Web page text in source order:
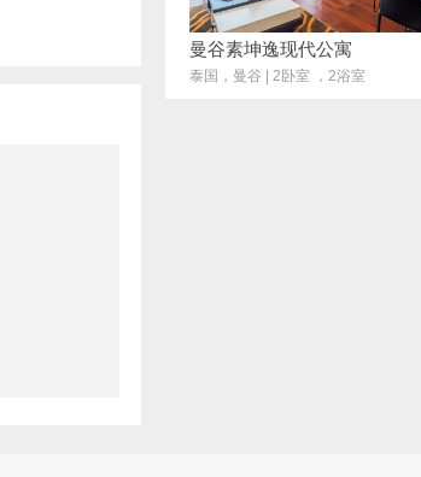
曼谷素坤逸现代公寓
泰国，曼谷 2卧室 ，2浴室